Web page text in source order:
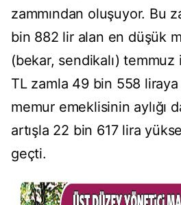
zammından oluşuyor. Bu
bin 882 lir alan en düşük
(bekar, sendikalı)
TL zamla 49 bin 558 liraya
memur emeklisinin aylığı
artışla 22 bin 617 lira
geçti.